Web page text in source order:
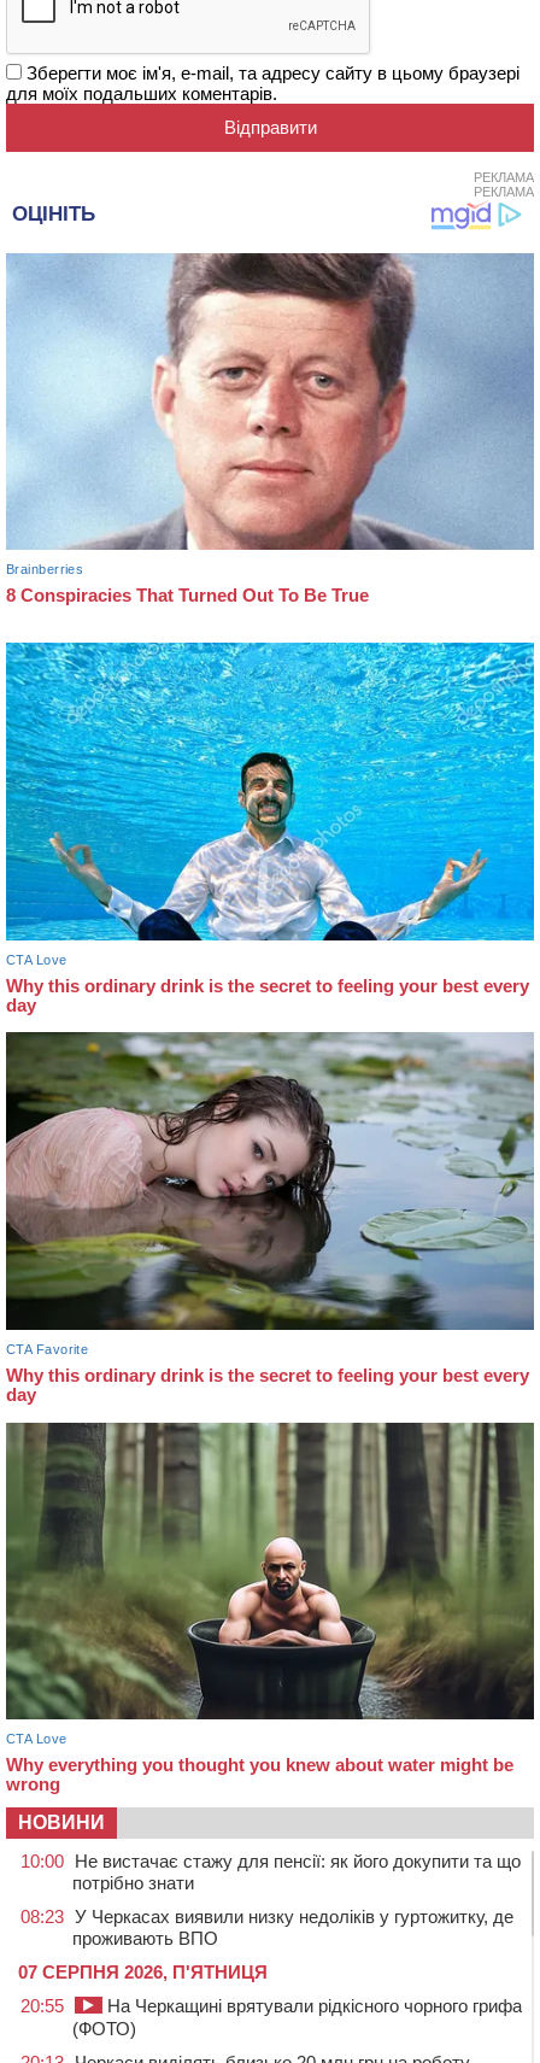
Зберегти моє ім'я, e-mail, та адресу сайту в цьому браузері
для моїх подальших коментарів.
РЕКЛАМА
РЕКЛАМА
НОВИНИ
10:00 Не вистачає стажу для пенсії: як його докупити та що
потрібно знати
08:23 У Черкасах виявили низку недоліків у гуртожитку, де
проживають ВПО
07 СЕРПНЯ 2026, П'ЯТНИЦЯ
20:55
На Черкащині врятували рідкісного чорного грифа
(ФОТО)